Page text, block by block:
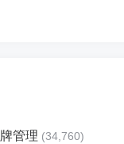
管理 (34,760)